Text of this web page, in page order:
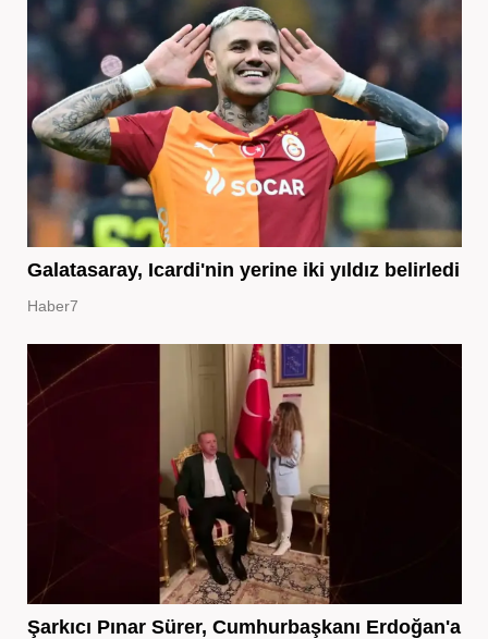
Galatasaray, Icardi'nin yerine iki yıldız belirledi
Haber7
Şarkıcı Pınar Sürer, Cumhurbaşkanı Erdoğan'a